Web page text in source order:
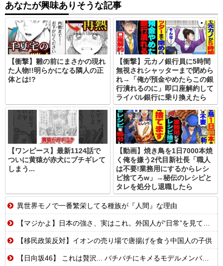
あなたが興味ありそうな記事
【衝撃】雛の前にまさかの現れ
た人物!!明らかになる隣人の正
体とは!?
【衝撃】元カノ銀行員に5時間
無視されシャッターまで閉めら
れ→「俺が預金やめたらこの銀
行潰れるのに」即口座解約して
ライバル銀行に乗り換えたら
【ワンピース】最新1124話で
ついに黄猿が赤犬にブチギレて
しまう...
【動画】焼き鳥を1日7000本焼
く俺を嫌う2代目新社長「職人
は不要!業務用にするからレシ
ピ捨てろw」→秘伝のレシピと
タレを処分し退職したら
異世界モノで一番繁栄してる種族が『人間』な理由
【マジかよ】日本の強さ、実はこれ。外国人が“日常”を見て衝撃を受けた理由
【移民政策反対】イオンの売り場で唐揚げを食う中国人の子供
【日向坂46】 これは贅沢... バチバチにキメるモデルメンバーこちら